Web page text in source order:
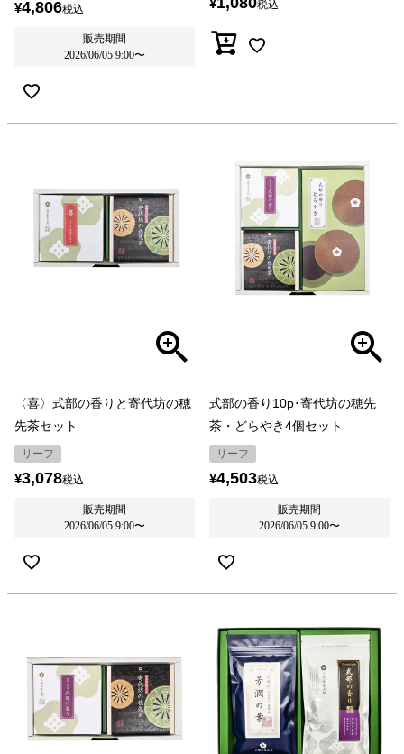
¥4,806税込
販売期間
2026/06/05 9:00〜
¥ 税込
〈喜〉式部の香りと寄代坊の穂
先茶セット
リーフ
¥3,078税込
販売期間
2026/06/05 9:00〜
式部の香り10p･寄代坊の穂先
茶・どらやき4個セット
リーフ
¥4,503税込
販売期間
2026/06/05 9:00〜